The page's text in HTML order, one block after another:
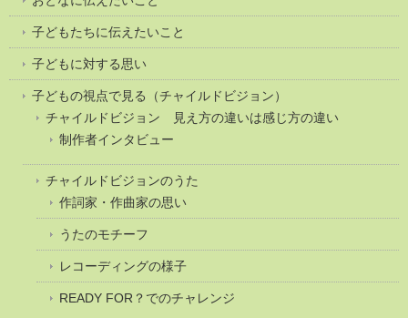
子どもたちに伝えたいこと
子どもに対する思い
子どもの視点で見る（チャイルドビジョン）
チャイルドビジョン 見え方の違いは感じ方の違い
制作者インタビュー
チャイルドビジョンのうた
作詞家・作曲家の思い
うたのモチーフ
レコーディングの様子
READY FOR？でのチャレンジ